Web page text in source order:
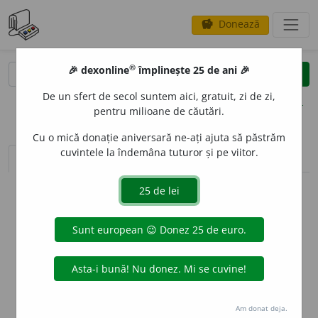
savings Donează
clear
opțiuni
sinteza definițiilor (1) definiții (16) declinări
info
Aceste definiții sunt compilate de
echipa dexonline. Definițiile
originale se află pe filadefiniții.
preferințe
🎉 dexonline® împlinește 25 de ani 🎉
De un sfert de secol suntem aici, gratuit, zi de zi,
pentru milioane de căutări.
Cu o mică donație aniversară ne-ați ajuta să păstrăm
cuvintele la îndemâna tuturor și pe viitor.
Am donat deja.